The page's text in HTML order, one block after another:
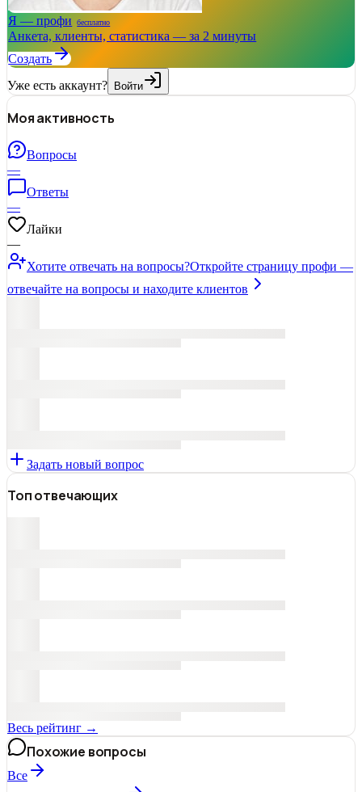
Я — профи бесплатно
Анкета, клиенты, статистика — за 2 минуты
Создать
Уже есть аккаунт? Войти
Моя активность
Вопросы
—
Ответы
—
Лайки
—
Хотите отвечать на вопросы?Откройте страницу профи —
отвечайте на вопросы и находите клиентов
Задать новый вопрос
Топ отвечающих
Весь рейтинг →
Похожие вопросы
Все